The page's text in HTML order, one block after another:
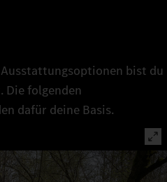
bist du
Die folgenden
dafür deine Basis.